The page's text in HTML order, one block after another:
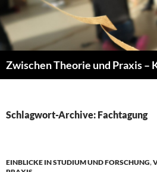
Zum
Inhalt
springen
Schlagwort-Archive: Fachtagung
EINBLICKE IN STUDIUM UND FORSCHUNG,